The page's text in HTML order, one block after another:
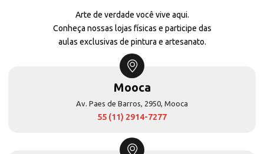
Arte de verdade você vive aqui.
Conheça nossas lojas físicas e participe das
aulas exclusivas de pintura e artesanato.
Mooca
Av. Paes de Barros, 2950, Mooca
55 (11) 2914-7277